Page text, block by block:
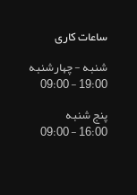
ساعات کاری
شنبه - چهارشنبه
19:00 - 09:00
پنج شنبه
16:00 - 09:00